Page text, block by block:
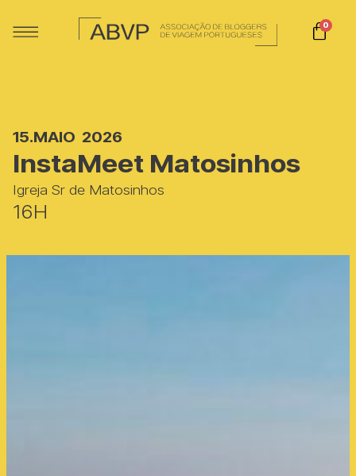
0
15.MAIO 2026
InstaMeet Matosinhos
Igreja Sr de Matosinhos
16H